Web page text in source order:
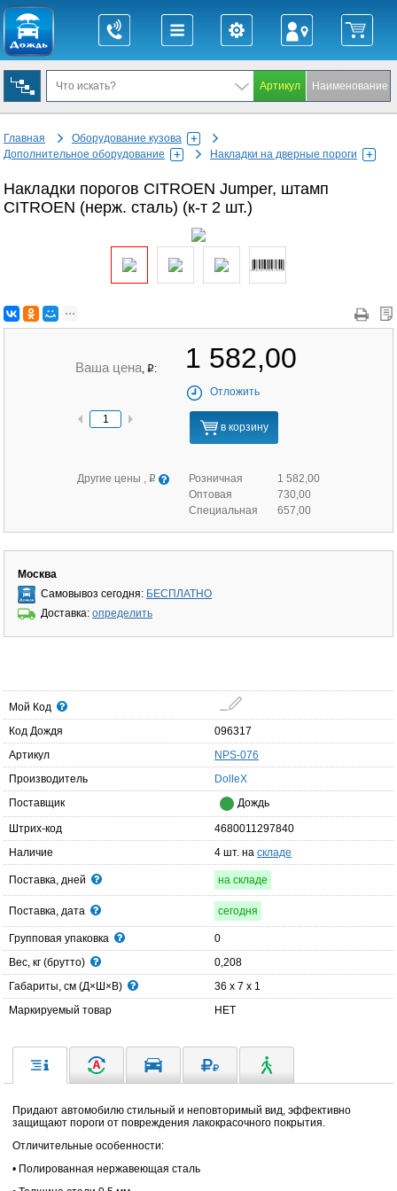
Главная
Оборудование кузова
Дополнительное оборудование
Накладки на дверные пороги
Накладки порогов CITROEN Jumper, штамп
CITROEN (нерж. сталь) (к-т 2 шт.)
Ваша цена, q : 1 582,00
Отложить
в корзину
Другие цены , q Розничная
1 582,00
Оптовая
730,00
Специальная
657,00
Москва
Самовывоз сегодня: БЕСПЛАТНО
Доставка: определить
Мой Код
Код Дождя
096317
Артикул
NPS-076
Производитель
DolleX
Поставщик
Дождь
Штрих-код
4680011297840
Наличие
4 шт. на складе
Поставка, дней на складе
Поставка, дата сегодня
Групповая упаковка
0
Вес, кг (брутто)
0,208
Габариты, см (Д×Ш×В)
36 x 7 x 1
Маркируемый товар
НЕТ
Придают автомобилю стильный и неповторимый вид, эффективно
защищают пороги от повреждения лакокрасочного покрытия.
Отличительные особенности:
• Полированная нержавеющая сталь